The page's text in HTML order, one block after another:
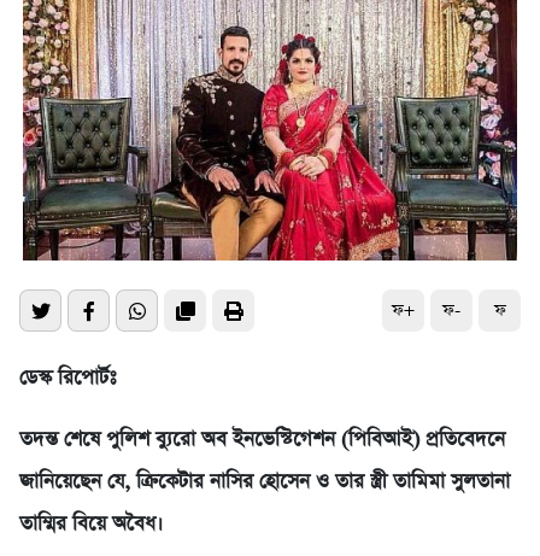
ফ+ ফ- ফ
ডেস্ক রিপোর্টঃ
তদন্ত শেষে পুলিশ ব্যুরো অব ইনভেস্টিগেশন (পিবিআই) প্রতিবেদনে
জানিয়েছেন যে, ক্রিকেটার নাসির হোসেন ও তার স্ত্রী তামিমা সুলতানা
তাম্মির বিয়ে অবৈধ।